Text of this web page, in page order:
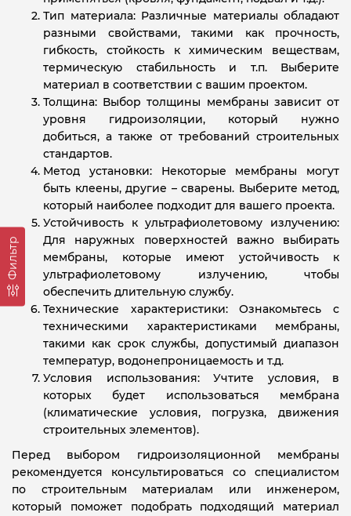
Фильтр
Тип материала: Различные материалы обладают
разными свойствами, такими как прочность,
гибкость, стойкость к химическим веществам,
термическую стабильность и т.п. Выберите
материал в соответствии с вашим проектом.
Толщина: Выбор толщины мембраны зависит от
уровня гидроизоляции, который нужно
добиться, а также от требований строительных
стандартов.
Метод установки: Некоторые мембраны могут
быть клеены, другие – сварены. Выберите метод,
который наиболее подходит для вашего проекта.
Устойчивость к ультрафиолетовому излучению:
Для наружных поверхностей важно выбирать
мембраны, которые имеют устойчивость к
ультрафиолетовому излучению, чтобы
обеспечить длительную службу.
Технические характеристики: Ознакомьтесь с
техническими характеристиками мембраны,
такими как срок службы, допустимый диапазон
температур, водонепроницаемость и т.д.
Условия использования: Учтите условия, в
которых будет использоваться мембрана
(климатические условия, погрузка, движения
строительных элементов).
Перед выбором гидроизоляционной мембраны
рекомендуется консультироваться со специалистом
по строительным материалам или инженером,
который поможет подобрать подходящий материал